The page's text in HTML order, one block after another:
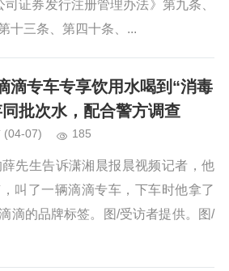
司证券发行注册管理办法》第九条、
十三条、第四十条、...
滴专车专享饮用水喝到“消毒
批次水，配合警方调查
(04-07) 185
生告诉潇湘晨报晨视频记者，他
叫了一辆滴滴专车，下车时他拿了
滴的品牌标签。图/受访者提供。图/